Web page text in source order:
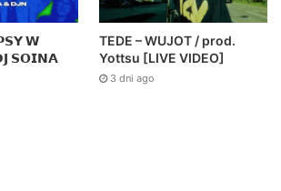
𝗪
𝗦𝗢𝗜𝗡𝗔
TEDE – WUJOT / prod.
Yottsu [LIVE VIDEO]
3 dni ago